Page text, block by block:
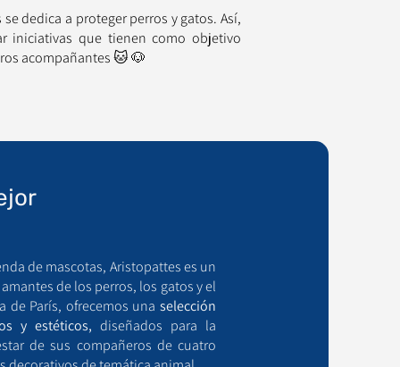
dedica a proteger perros y gatos. Así,
iniciativas que tienen como objetivo
acompañantes 🐱 🐶
de mascotas, Aristopattes es un
de los perros, los gatos y el
de París, ofrecemos una selección
y estéticos, diseñados para la
de sus compañeros de cuatro